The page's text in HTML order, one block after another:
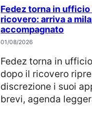
Fedez torna in ufficio dopo il
ricovero: arriva a
accompagnato
01/08/2026
Fedez torna in ufficio a Milano:
dopo il ricovero
discrezione i suoi
brevi, agenda